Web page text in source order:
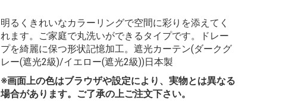
明るくきれいなカラーリングで空間に彩りを添えてく
れます。ご家庭で丸洗いができるタイプです。ドレー
プを綺麗に保つ形状記憶加工。遮光カーテン(ダークグ
レー(遮光2級)/イエロー(遮光2級))日本製
※画面上の色はブラウザや設定により、実物とは異なる
場合があります。ご了承の上ご注文下さい。